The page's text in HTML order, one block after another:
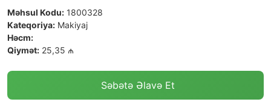
Məhsul Kodu: 1800328
Kateqoriya: Makiyaj
Həcm:
Qiymət: 25,35 ₼
Səbətə Əlavə Et